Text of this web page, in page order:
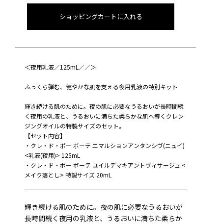
ショッピングカートに入れる
＜夜用乳液／125mL／／＞
ふっくら弾む、健やかな肌を支える夜用乳液の特別キット
輝き続ける肌のために。夜の肌に必要なうるおいが長時間続
く夜用の乳液と、うるおいに満ちた柔らかな肌へ導くクレン
ジングオイルの特製サイズのセット。
【セット内容】
・クレ・ド・ポー ボーテ エマルションアンタンシヴ(ニュイ)
<乳液(夜用)> 125mL
・クレ・ド・ポー ボーテ ユイルデマキアントヴィサージュ <
メイク落とし> 特製サイズ 20mL
輝き続ける肌のために。夜の肌に必要なうるおいが
長時間続く夜用の乳液と、うるおいに満ちた柔らか